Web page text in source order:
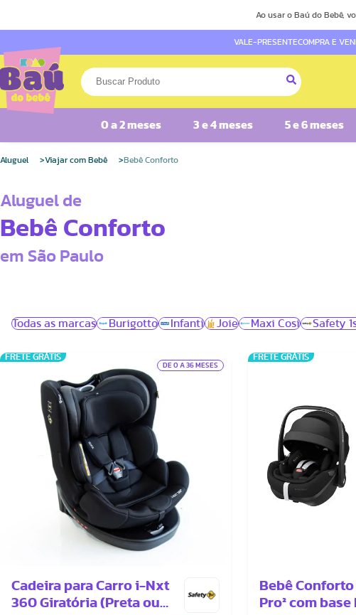
Ao usar o Baú do Bebê,
VALE-PRESENTECOMPRA E
0 a 2 meses 3 e 4 meses 5 e 6 meses
Aluguel Viajar com Bebê Bebê Conforto
Aluguel de
Bebê Conforto
em São Paulo
Todas as marcas Burigotto Infanti Joie Maxi Cosi Safety
FRETE GRÁTIS
DE 0 A 36 MESES
Cadeira para Carro i-Nxt
360 Giratória (Preta ou
FRETE GRÁTIS
Bebê
Pro² com